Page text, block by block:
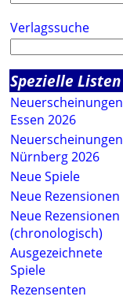
Verlagssuche
Spezielle Listen
Neuerscheinungen
Essen 2026
Neuerscheinungen
Nürnberg 2026
Neue Spiele
Neue Rezensionen
Neue Rezensionen
(chronologisch)
Ausgezeichnete
Spiele
Rezensenten